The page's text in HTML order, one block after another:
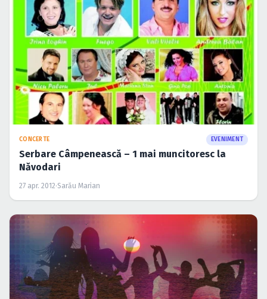
CONCERTE EVENIMENT
Serbare Câmpenească – 1 mai muncitoresc la
Năvodari
27 apr. 2012·Sarău Marian